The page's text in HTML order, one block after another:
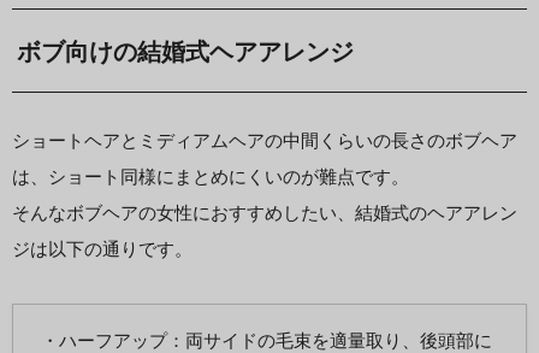
ボブ向けの結婚式ヘアアレンジ
ショートヘアとミディアムヘアの中間くらいの長さのボブヘア
は、ショート同様にまとめにくいのが難点です。
そんなボブヘアの女性におすすめしたい、結婚式のヘアアレン
ジは以下の通りです。
・ハーフアップ：両サイドの毛束を適量取り、後頭部に